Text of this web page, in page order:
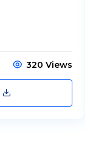
320 Views